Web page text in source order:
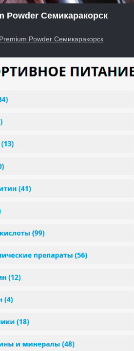
Powder Семикаракорск
Premium Powder Семикаракорск